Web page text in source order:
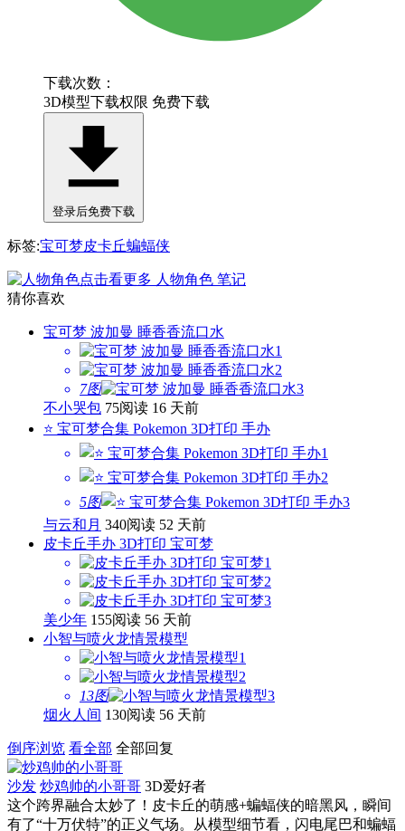
下载次数：
3D模型下载权限 免费下载
登录后免费下载
标签:宝可梦皮卡丘蝙蝠侠
点击看更多 人物角色 笔记
猜你喜欢
宝可梦 波加曼 睡香香流口水
7图
不小哭包 75阅读 16 天前
⭐ 宝可梦合集 Pokemon 3D打印 手办
5图
与云和月 340阅读 52 天前
皮卡丘手办 3D打印 宝可梦
美少年 155阅读 56 天前
小智与喷火龙情景模型
13图
烟火人间 130阅读 56 天前
倒序浏览 看全部 全部回复
沙发 炒鸡帅的小哥哥 3D爱好者
这个跨界融合太妙了！皮卡丘的萌感+蝙蝠侠的暗黑风，瞬间
有了“十万伏特”的正义气场。从模型细节看，闪电尾巴和蝙蝠